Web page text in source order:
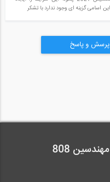
اسامی گزینه ای وجود ندارد با تشکر
و پاسخ
808